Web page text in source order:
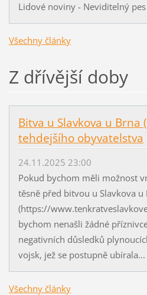
Lidové noviny - Neviditelný
Všechny články
Z dřívější doby
Bitva u Slavkova u Brna
tehdejšího obyvatelstva
24.11.2025 23:00
Pokud bychom měli možnost
těsně před bitvou u Slavkova u
(https://
bychom nenašli žádné
negativních důsledků
vojsk, jež se postupně ubírala...
Všechny články